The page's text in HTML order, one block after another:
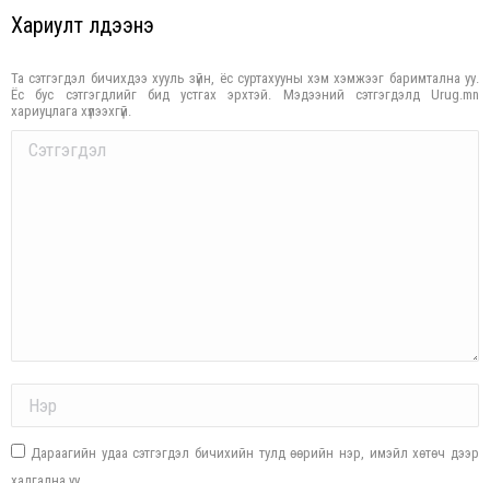
Хариулт үлдээнэ үү
Та сэтгэгдэл бичихдээ хууль зүйн, ёс суртахууны хэм хэмжээг баримтална уу.
Ёс бус сэтгэгдлийг бид устгах эрхтэй. Мэдээний сэтгэгдэлд Urug.mn
хариуцлага хүлээхгүй.
Comment
Дараагийн удаа сэтгэгдэл бичихийн тулд өөрийн нэр, имэйл хөтөч дээр